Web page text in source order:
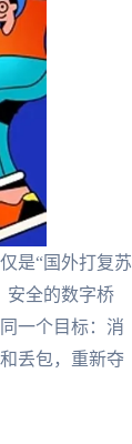
是“国外打复苏
安全的数字桥
一个目标：消
丢包，重新夺